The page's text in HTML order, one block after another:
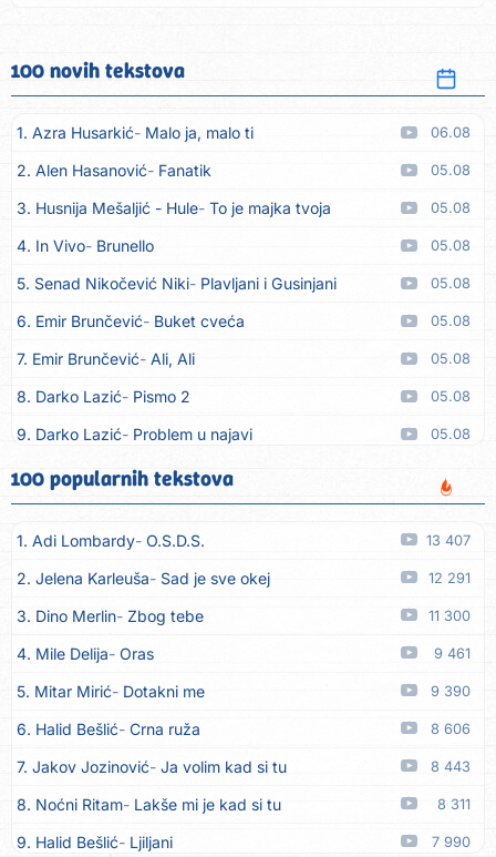
100 novih tekstova
1. Azra Husarkić Malo ja, malo ti 06.08
2. Alen Hasanović Fanatik 05.08
3. Husnija Mešaljić - Hule To je majka tvoja 05.08
4. In Vivo Brunello 05.08
5. Senad Nikočević Niki Plavljani i Gusinjani 05.08
6. Emir Brunčević Buket cveća 05.08
7. Emir Brunčević Ali, Ali 05.08
8. Darko Lazić Pismo 2 05.08
9. Darko Lazić Problem u najavi 05.08
10. Aleksandra Đuranović Kao zver
11. Meliha Imširović Čujem mili 05.08
12. Tereza Kesovija Prvi cvijet 05.08
13. Kopito Ka´ list ol kaduje (Poput lista od kadulje) 05.08
14. Alen Polić Rožica črljena 05.08
15. Oliver Dragojević 05.08
16. Klapa Kaše Dubrovnik 05.08
17. Grupa Makedonija Ima edna moma 05.08
18. Ljupka Dimitrovska Javi se telefonom 05.08
19. Grupa 777 Kada zazvoni moj telefon 05.08
20. Grupa 777 Posljednja noć 05.08
100 popularnih tekstova
1. Adi Lombardy O.S.D.S. 13 407
2. Jelena Karleuša Sad je sve okej 12 291
3. Dino Merlin Zbog tebe 11 300
4. Mile Delija Oras 9 461
5. Mitar Mirić Dotakni me 9 390
6. Halid Bešlić Crna ruža 8 606
7. Jakov Jozinović Ja volim kad si tu 8 443
8. Noćni Ritam Lakše mi je kad si tu 8 311
9. Halid Bešlić Ljiljani 7 990